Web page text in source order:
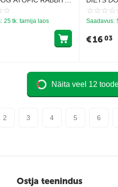
JA SUURTE
KEL ON
25 tk. tarnija laos
1.5KG -
KEL ON
Saadavus:
€1603
Näita veel 12
2 3 4 5 6
Ostja teenindus